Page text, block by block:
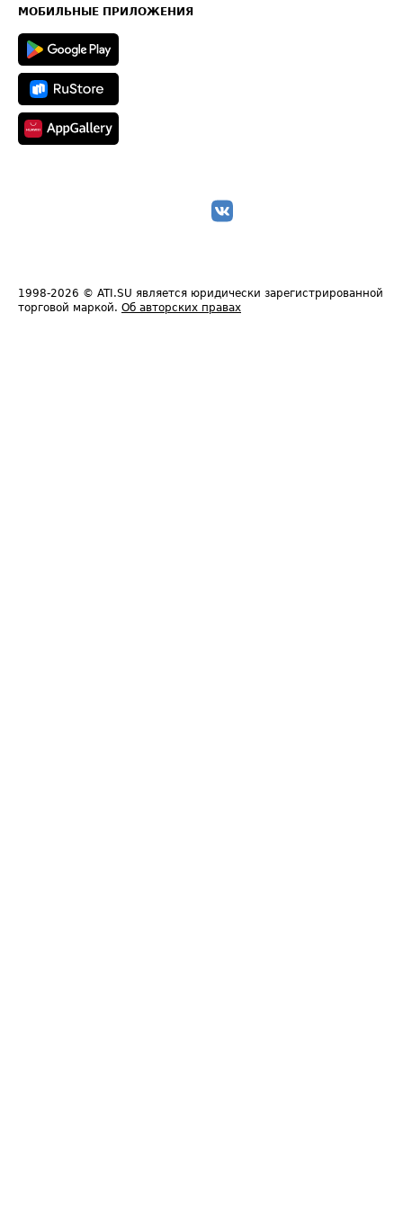
Техническая информация
МОБИЛЬНЫЕ ПРИЛОЖЕНИЯ
1998-2026 © ATI.SU является юридически зарегистрированной
торговой маркой. Об авторских правах